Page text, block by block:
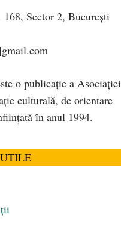
168, Sector 2, București
o publicaţie a Asociaţiei
culturală, de orientare
în anul 1994.